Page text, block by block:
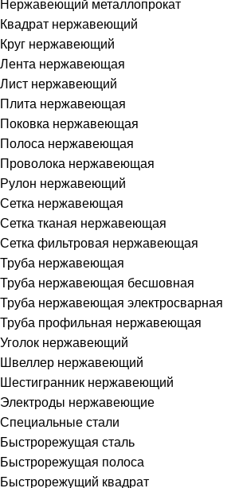
Нержавеющий металлопрокат
Квадрат нержавеющий
Круг нержавеющий
Лента нержавеющая
Лист нержавеющий
Плита нержавеющая
Поковка нержавеющая
Полоса нержавеющая
Проволока нержавеющая
Рулон нержавеющий
Сетка нержавеющая
Сетка тканая нержавеющая
Сетка фильтровая нержавеющая
Труба нержавеющая
Труба нержавеющая бесшовная
Труба нержавеющая электросварная
Труба профильная нержавеющая
Уголок нержавеющий
Швеллер нержавеющий
Шестигранник нержавеющий
Электроды нержавеющие
Специальные стали
Быстрорежущая сталь
Быстрорежущая полоса
Быстрорежущий квадрат